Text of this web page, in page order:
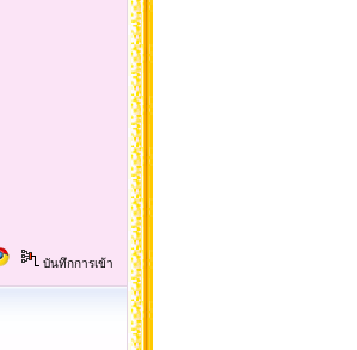
บันทึกการเข้า